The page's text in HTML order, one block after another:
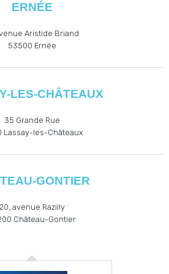
ERNÉE
Aristide Briand
53500 Ernée
LES-CHÂTEAUX
35 Grande Rue
Lassay-les-Châteaux
GONTIER
20, avenue Razilly
Château-Gontier